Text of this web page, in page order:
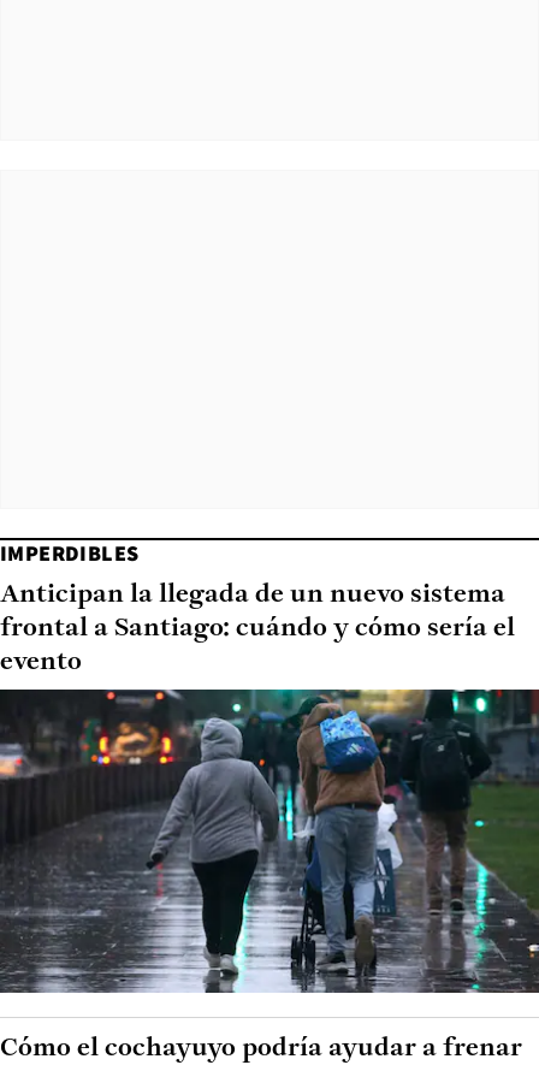
IMPERDIBLES
Anticipan la llegada de un nuevo sistema
frontal a Santiago: cuándo y cómo sería el
evento
Cómo el cochayuyo podría ayudar a frenar